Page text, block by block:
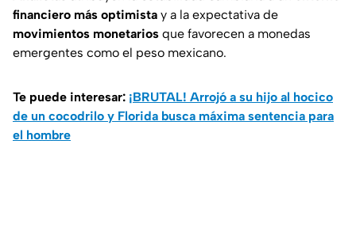
financiero más optimista y a la expectativa de
movimientos monetarios que favorecen a monedas
emergentes como el peso mexicano.
Te puede interesar: ¡BRUTAL! Arrojó a su hijo al hocico
de un cocodrilo y Florida busca máxima sentencia para
el hombre